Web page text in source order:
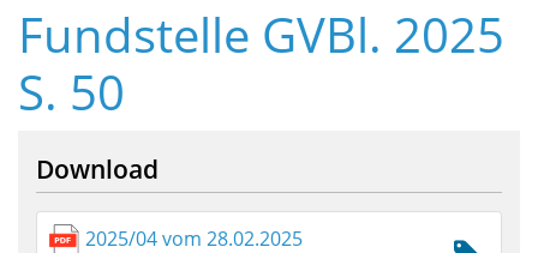
Fundstelle GVBl. 2025
S. 50
Download
2025/04 vom 28.02.2025